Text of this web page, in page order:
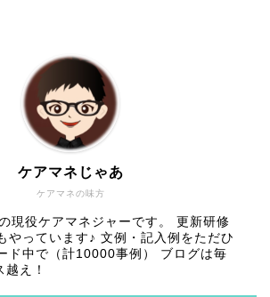
ケアマネの味方
ケアマネじゃあ
現役ケアマネジャーです。 更新研修
やっています♪ 文例・記入例をただひ
ド中で（計10000事例） ブログは毎
え！